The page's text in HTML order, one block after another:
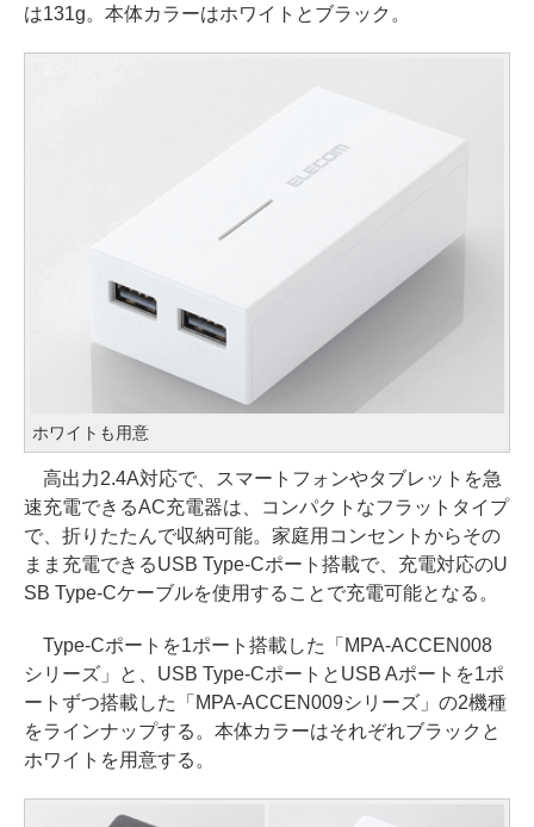
は131g。本体カラーはホワイトとブラック。
ホワイトも用意
高出力2.4A対応で、スマートフォンやタブレットを急
速充電できるAC充電器は、コンパクトなフラットタイプ
で、折りたたんで収納可能。家庭用コンセントからその
まま充電できるUSB Type-Cポート搭載で、充電対応のU
SB Type-Cケーブルを使用することで充電可能となる。
Type-Cポートを1ポート搭載した「MPA-ACCEN008
シリーズ」と、USB Type-CポートとUSB Aポートを1ポ
ートずつ搭載した「MPA-ACCEN009シリーズ」の2機種
をラインナップする。本体カラーはそれぞれブラックと
ホワイトを用意する。